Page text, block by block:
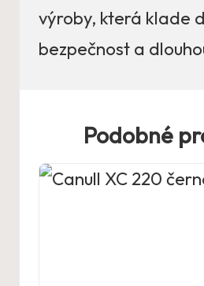
výroby, která klade
bezpečnost a
Podobné